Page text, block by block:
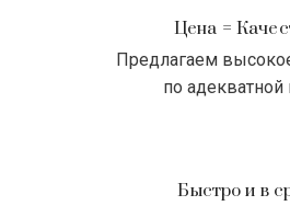
Цена =
Предлагаем
по адекватной
Быстро и в